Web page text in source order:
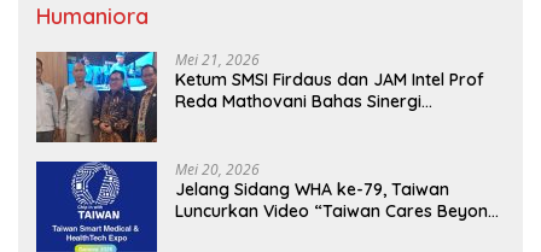
Humaniora
Mei 21, 2026
Ketum SMSI Firdaus dan JAM Intel Prof
Reda Mathovani Bahas Sinergi
MBG, Perkuat Pengawasan Program
Pemerintah
Mei 20, 2026
Jelang Sidang WHA ke-79, Taiwan
Luncurkan Video “Taiwan Cares Beyond